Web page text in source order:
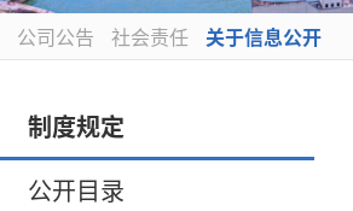
公司公告 社会责任 关于信息公开
制度规定
公开目录